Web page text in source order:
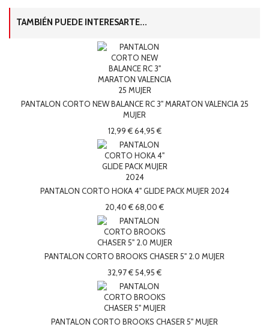
TAMBIÉN PUEDE INTERESARTE...
PANTALON CORTO NEW BALANCE RC 3" MARATON VALENCIA 25
MUJER
12,99 € 64,95 €
PANTALON CORTO HOKA 4" GLIDE PACK MUJER 2024
20,40 €68,00 €
PANTALON CORTO BROOKS CHASER 5" 2.0 MUJER
32,97 €54,95 €
PANTALON CORTO BROOKS CHASER 5" MUJER